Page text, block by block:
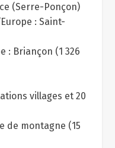
(Serre-Ponçon)
: Saint-
: Briançon (1 326
villages et 20
de montagne (15